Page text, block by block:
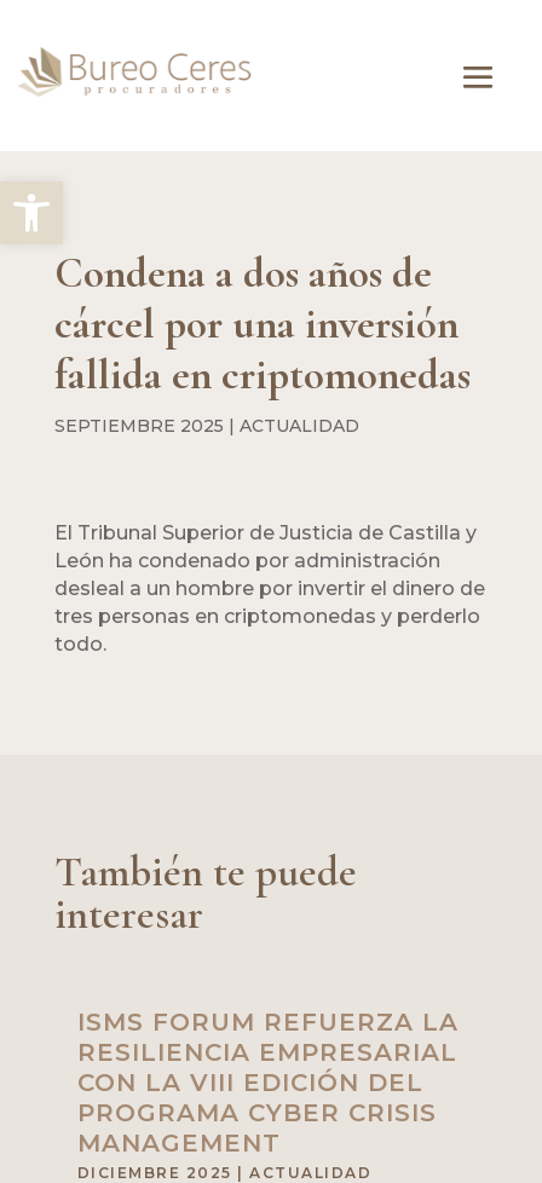
Abrir barra de herramientas
Condena a dos años de
cárcel por una inversión
fallida en criptomonedas
SEPTIEMBRE 2025 | ACTUALIDAD
El Tribunal Superior de Justicia de Castilla y
León ha condenado por administración
desleal a un hombre por invertir el dinero de
tres personas en criptomonedas y perderlo
todo.
También te puede
interesar
ISMS FORUM REFUERZA LA
RESILIENCIA EMPRESARIAL
CON LA VIII EDICIÓN DEL
PROGRAMA CYBER CRISIS
MANAGEMENT
DICIEMBRE 2025 |ACTUALIDAD